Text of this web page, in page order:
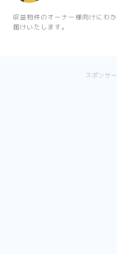
収益物件のオーナー様向けにわ
届けいたします。
スポンサ